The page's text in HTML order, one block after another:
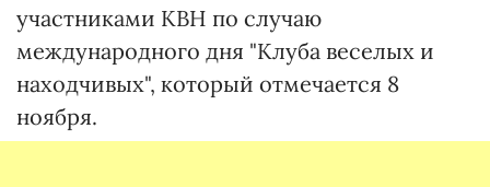
участниками КВН по случаю
международного дня "Клуба веселых и
находчивых", который отмечается 8
ноября.